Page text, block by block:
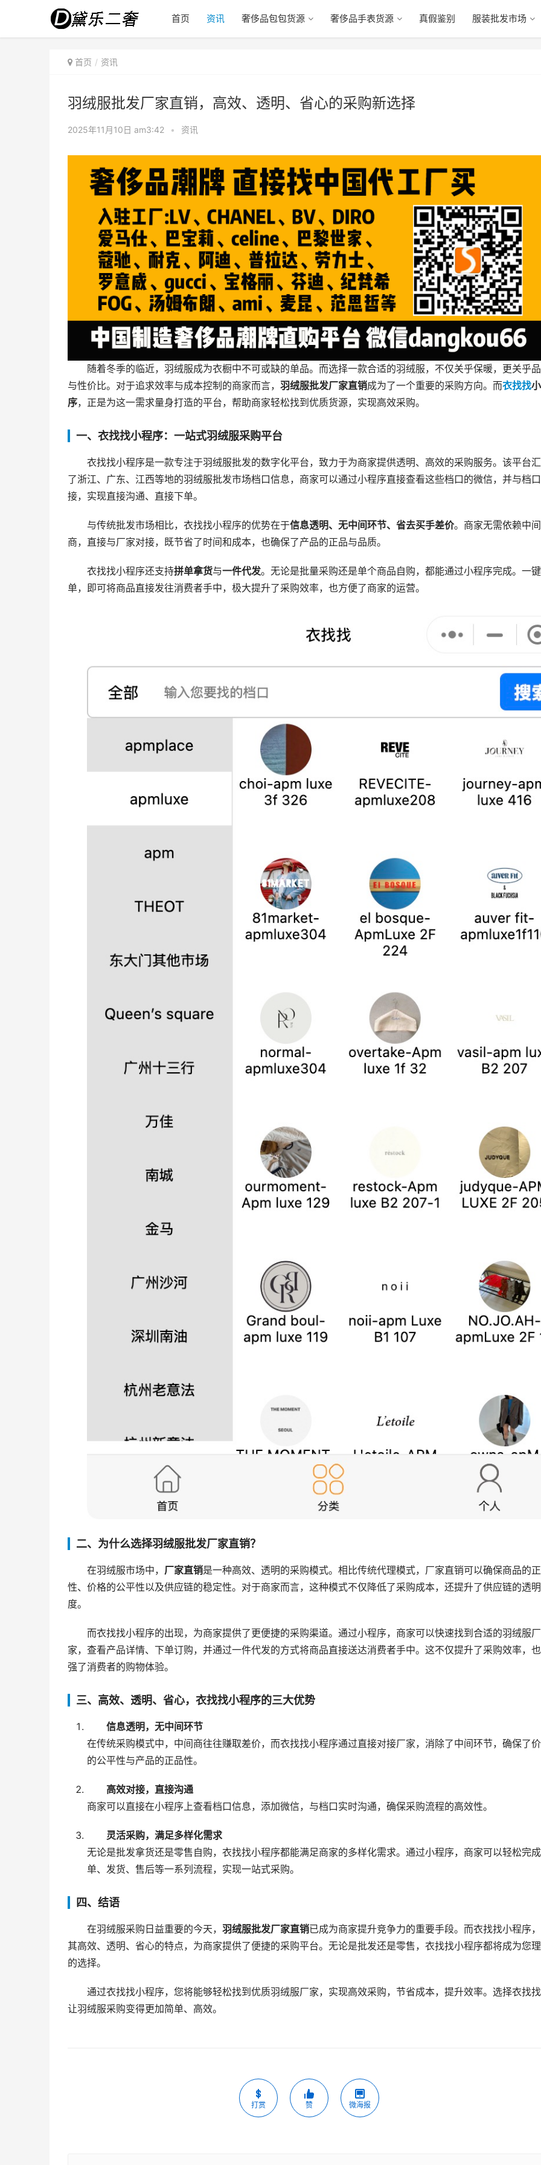
首页 资讯 奢侈品包包货源 奢侈品手表货源 真假鉴别 服装批发市场
首页 资讯
羽绒服批发厂家直销，高效、透明、省心的采购新选择
2025年11月10日 am3:42 • 资讯
随着冬季的临近，羽绒服成为衣橱中不可或缺的单品。而选择一款合适的羽绒服，不仅关乎保暖，更关乎
与性价比。对于追求效率与成本控制的商家而言， 羽绒服批发厂家直销成为了一个重要的采购方向。而衣找找
序，正是为这一需求量身打造的平台，帮助商家轻松找到优质货源，实现高效采购。
一、衣找找小程序：一站式羽绒服采购平台
衣找找小程序是一款专注于羽绒服批发的数字化平台，致力于为商家提供透明、高效的采购服务。该平台
了浙江、广东、江西等地的羽绒服批发市场档口信息，商家可以通过小程序直接查看这些档口的微信，并与档
接，实现直接沟通、直接下单。
与传统批发市场相比，衣找找小程序的优势在于信息透明、无中间环节、省去买手差价。商家无需依赖中间
商，直接与厂家对接，既节省了时间和成本，也确保了产品的正品与品质。
衣找找小程序还支持拼单拿货与一件代发。无论是批量采购还是单个商品自购，都能通过小程序完成。一
单，即可将商品直接发往消费者手中，极大提升了采购效率，也方便了商家的运营。
二、为什么选择羽绒服批发厂家直销？
在羽绒服市场中， 厂家直销是一种高效、透明的采购模式。相比传统代理模式，厂家直销可以确保商品的
性、价格的公平性以及供应链的稳定性。对于商家而言，这种模式不仅降低了采购成本，还提升了供应链的透明
度。
而衣找找小程序的出现，为商家提供了更便捷的采购渠道。通过小程序，商家可以快速找到合适的羽绒服厂
家，查看产品详情、下单订购，并通过一件代发的方式将商品直接送达消费者手中。这不仅提升了采购效率，
强了消费者的购物体验。
三、高效、透明、省心，衣找找小程序的三大优势
信息透明，无中间环节
在传统采购模式中，中间商往往赚取差价，而衣找找小程序通过直接对接厂家，消除了中间环节，确保了
的公平性与产品的正品性。
高效对接，直接沟通
商家可以直接在小程序上查看档口信息，添加微信，与档口实时沟通，确保采购流程的高效性。
灵活采购，满足多样化需求
无论是批发拿货还是零售自购，衣找找小程序都能满足商家的多样化需求。通过小程序，商家可以轻松完
单、发货、售后等一系列流程，实现一站式采购。
四、结语
在羽绒服采购日益重要的今天， 羽绒服批发厂家直销已成为商家提升竞争力的重要手段。而衣找找小程序
其高效、透明、省心的特点，为商家提供了便捷的采购平台。无论是批发还是零售，衣找找小程序都将成为您
的选择。
通过衣找找小程序，您将能够轻松找到优质羽绒服厂家，实现高效采购，节省成本，提升效率。选择衣找
让羽绒服采购变得更加简单、高效。
打赏 赞 微海报